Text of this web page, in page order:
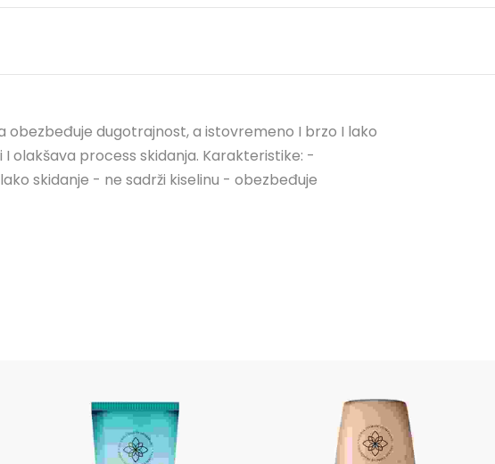
dugotrajnost, a istovremeno I brzo I lako
olakšava process skidanja. Karakteristike: -
skidanje - ne sadrži kiselinu - obezbeđuje